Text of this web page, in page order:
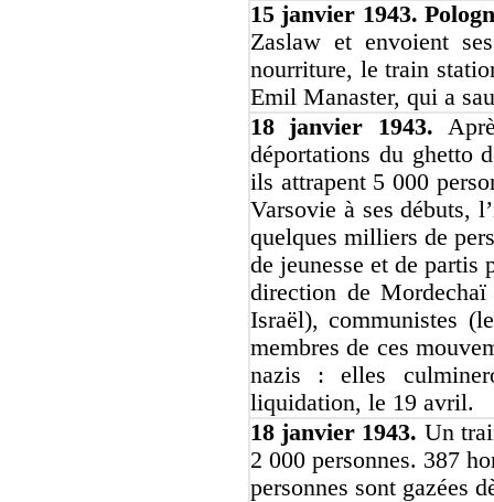
15 janvier 1943.
Zaslaw et envoient
nourriture, le train
Emil Manaster, qui a
18 janvier 1943.
déportations du ghetto
ils attrapent 5 000
Varsovie à ses débuts,
quelques milliers de
de jeunesse et de partis
direction de
Israël), communistes
membres de ces
nazis : elles
liquidation, le 19 avril.
18 janvier 1943. Un
2 000 personnes. 387
personnes sont gazées